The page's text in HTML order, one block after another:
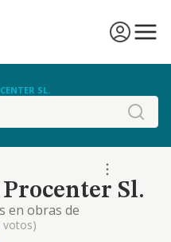
SL.
Sl.
en obras de
votos)